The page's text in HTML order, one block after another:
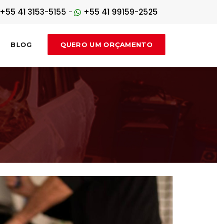
+55 41 3153-5155 - +55 41 99159-2525
BLOG QUERO UM ORÇAMENTO